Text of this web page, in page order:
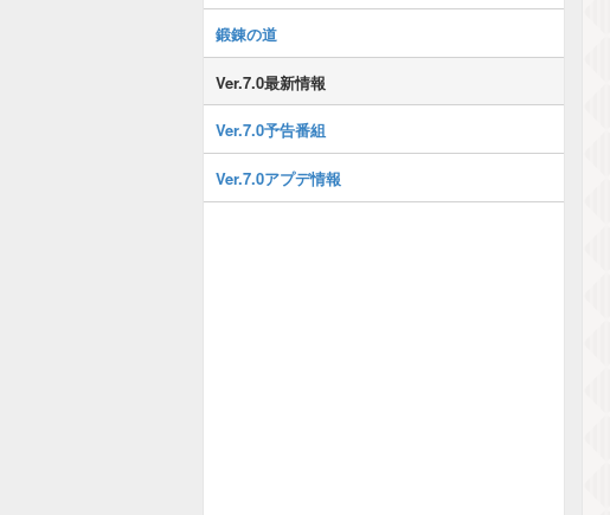
鍛錬の道
Ver.7.0最新情報
Ver.7.0予告番組
Ver.7.0アプデ情報